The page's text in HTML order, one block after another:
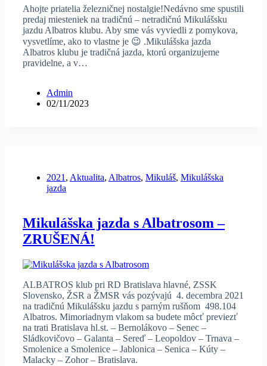
Ahojte priatelia železničnej nostalgie!Nedávno sme spustili
predaj miesteniek na tradičnú – netradičnú Mikulášsku
jazdu Albatros klubu. Aby sme vás vyviedli z pomykova,
vysvetlíme, ako to vlastne je 😉 .Mikulášska jazda
Albatros klubu je tradičná jazda, ktorú organizujeme
pravidelne, a v…
Admin
02/11/2023
2021, Aktualita, Albatros, Mikuláš, Mikulášska
jazda
Mikulášska jazda s Albatrosom –
ZRUŠENÁ!
ALBATROS klub pri RD Bratislava hlavné, ZSSK
Slovensko, ŽSR a ŽMSR vás pozývajú 4. decembra 2021
na tradičnú Mikulášsku jazdu s parným rušňom 498.104
Albatros. Mimoriadnym vlakom sa budete môcť previezť
na trati Bratislava hl.st. – Bernolákovo – Senec –
Sládkovičovo – Galanta – Sereď – Leopoldov – Trnava –
Smolenice a Smolenice – Jablonica – Senica – Kúty –
Malacky – Zohor – Bratislava.